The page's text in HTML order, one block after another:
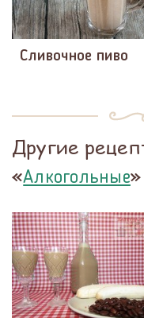
Сливочное пиво
Другие
«Алкогольные»